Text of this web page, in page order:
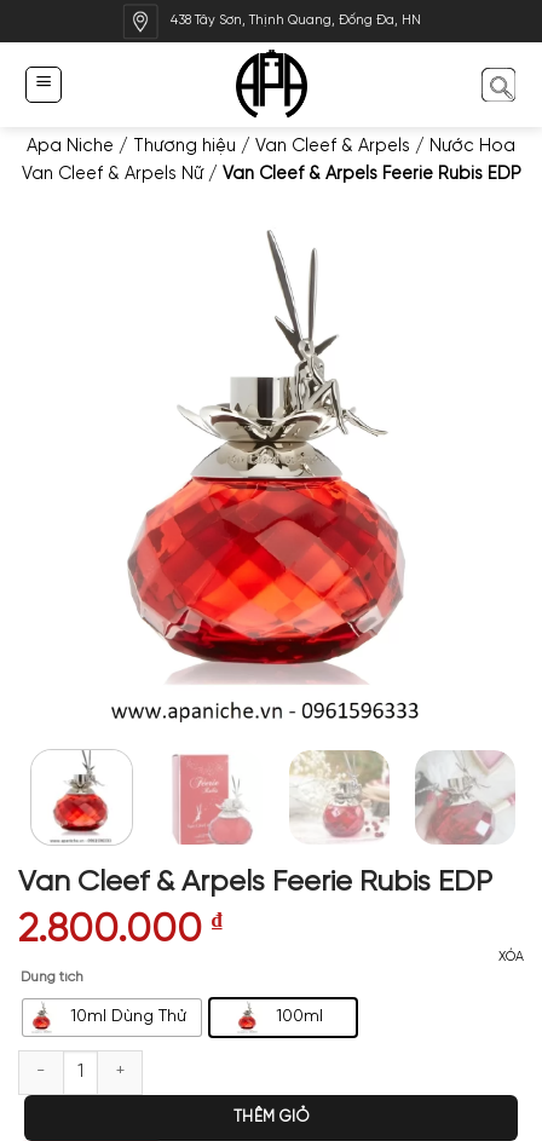
qua
dung
438 Tây Sơn, Thịnh Quang, Đống Đa, HN
Apa Niche / Thương hiệu / Van Cleef & Arpels / Nước Hoa
Van Cleef & Arpels Nữ/ Van Cleef & Arpels Feerie Rubis EDP
Van Cleef & Arpels Feerie Rubis EDP
2.800.000 ₫
Dung tích
10ml Dùng Thử 100ml
XÓA
Van Cleef & Arpels Feerie Rubis EDP số lượng
THÊM GIỎ